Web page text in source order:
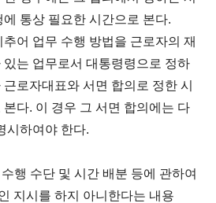
통상 필요한 시간으로 본다.
어 업무 수행 방법을 근로자의 재
있는 업무로서 대통령령으로 정하
로자대표와 서면 합의로 정한 시
다. 이 경우 그 서면 합의에는 다
시하여야 한다.
행 수단 및 시간 배분 등에 관하여
지시를 하지 아니한다는 내용